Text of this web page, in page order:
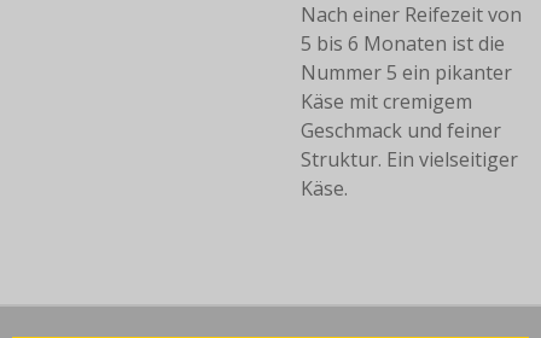
Nach einer Reifezeit von
5 bis 6 Monaten ist die
Nummer 5 ein pikanter
Käse mit cremigem
Geschmack und feiner
Struktur. Ein vielseitiger
Käse.